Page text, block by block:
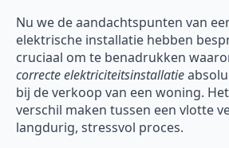
Nu we de aandachtspunten van
elektrische installatie hebben
cruciaal om te benadrukken
correcte elektriciteitsinstallatie
bij de verkoop van een woning.
verschil maken tussen een vlotte
langdurig, stressvol proces.